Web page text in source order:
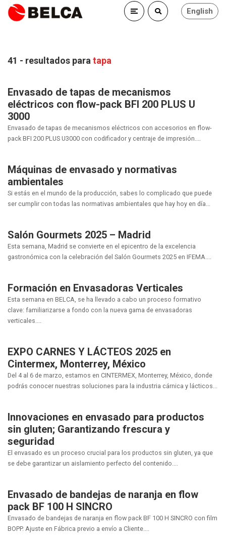
English
41 - resultados para tapa
Envasado de tapas de mecanismos
eléctricos con flow-pack BFI 200 PLUS U
3000
Envasado de tapas de mecanismos eléctricos con accesorios en flow-
pack BFI 200 PLUS U3000 con codificador y centraje de impresión....
Máquinas de envasado y normativas
ambientales
Si estás en el mundo de la producción, sabes lo complicado que puede
ser cumplir con todas las normativas ambientales que hay hoy en día...
Salón Gourmets 2025 – Madrid
Esta semana, Madrid se convierte en el epicentro de la excelencia
gastronómica con la celebración del Salón Gourmets 2025 en IFEMA....
Formación en Envasadoras Verticales
Esta semana en BELCA, se ha llevado a cabo un proceso formativo
clave: familiarizarse a fondo con la nueva gama de envasadoras
verticales....
EXPO CARNES Y LÁCTEOS 2025 en
Cintermex, Monterrey, México
Del 4 al 6 de marzo, estamos en CINTERMEX, Monterrey, México, donde
podrás conocer nuestras soluciones para la industria cárnica y lácticos...
Innovaciones en envasado para productos
sin gluten; Garantizando frescura y
seguridad
El envasado es un proceso crucial para los productos sin gluten, ya que
se debe garantizar un aislamiento perfecto del contenido....
Envasado de bandejas de naranja en flow
pack BF 100 H SINCRO
Envasado de bandejas de naranja en flow pack BF 100 H SINCRO con film
BOPP. Ajuste en Fábrica previo a envío a Cliente....